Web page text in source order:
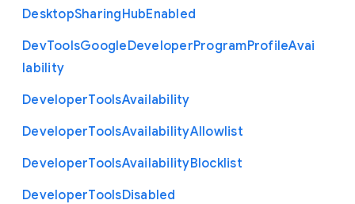
DesktopSharingHubEnabled
DevToolsGoogleDeveloperProgramProfileAvai
lability
DeveloperToolsAvailability
DeveloperToolsAvailabilityAllowlist
DeveloperToolsAvailabilityBlocklist
DeveloperToolsDisabled